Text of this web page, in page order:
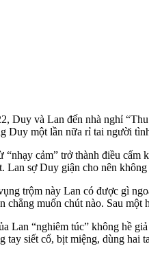
Duy và Lan đến nhà nghỉ
Duy một lần nữa rỉ tai ngư‌ời
“nhạ‌y cả‌m” trở thành điều
Lan sợ Duy giận cho nên
trộm này Lan có được gì
chẳng muốn chút nào. Sau
Lan “nghiêm túc” không hề
tay siế‌t c‌ổ, bịt miệng, dùng hai